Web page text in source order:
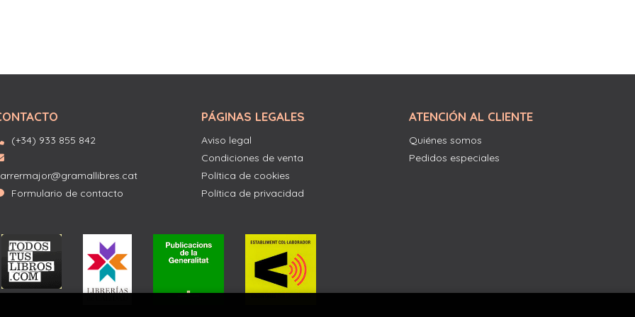
(+34) 933 855 842
Formulario de contacto
PÁGINAS LEGALES
Aviso legal
Condiciones de venta
Política de cookies
Política de privacidad
ATENCIÓN AL CLIENTE
Quiénes somos
Pedidos especiales